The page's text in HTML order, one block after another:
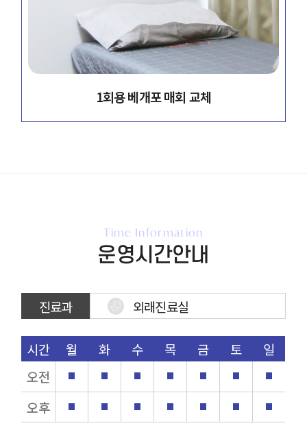
1회용 베개포 매회 교체
Time Information
운영시간안내
진료과 외래진료실
시간 월 화 수 목 금 토
일
오전
오후